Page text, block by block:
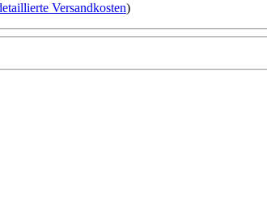
Versandkosten)